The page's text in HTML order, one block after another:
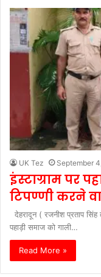
UK Tez September
इंस्टाग्राम पर
टिपण्णी करने
देहरादून ( रजनीश प्रताप
पहाड़ी समाज को गाली…
Read More »